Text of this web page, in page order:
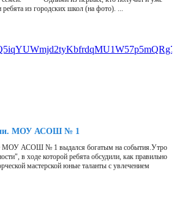
из городских школ (на фото). ...
МОУ АСОШ № 1
МОУ АСОШ № 1 выдался богатым на события.Утро
в ходе которой ребята обсудили, как правильно
мастерской юные таланты с увлечением